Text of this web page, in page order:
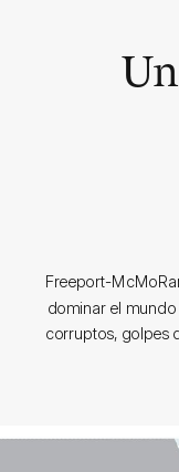
Freeport-
dominar el
corruptos, golpes